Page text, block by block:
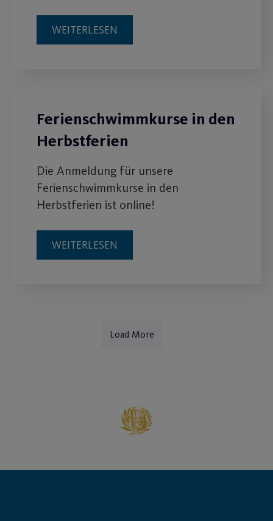
WEITERLESEN
Ferienschwimmkurse in den
Herbstferien
Die Anmeldung für unsere
Ferienschwimmkurse in den
Herbstferien ist online!
WEITERLESEN
Load More